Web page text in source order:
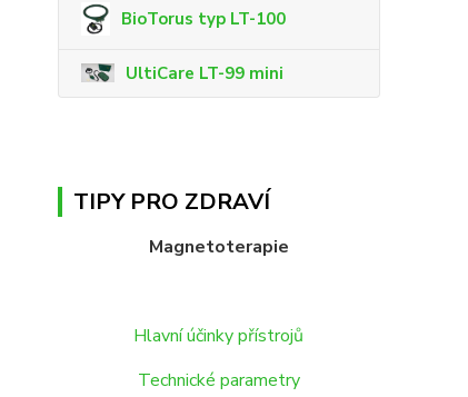
BioTorus typ LT-100
UltiCare LT-99 mini
TIPY PRO ZDRAVÍ
Magnetoterapie
Hlavní účinky přístrojů
Technické parametry